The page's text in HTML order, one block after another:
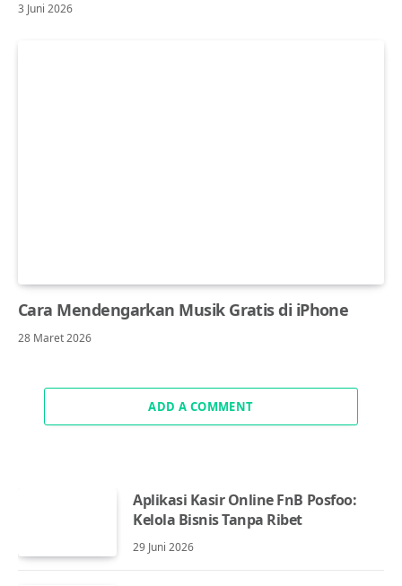
3 Juni 2026
Cara Mendengarkan Musik Gratis di iPhone
28 Maret 2026
ADD A COMMENT
Aplikasi Kasir Online FnB Posfoo:
Kelola Bisnis Tanpa Ribet
29 Juni 2026